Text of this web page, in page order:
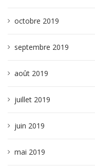
octobre 2019
septembre 2019
août 2019
juillet 2019
juin 2019
mai 2019